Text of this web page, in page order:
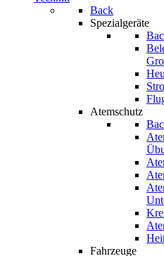
Back
Spezialgeräte
Atemschutz
Fahrzeuge